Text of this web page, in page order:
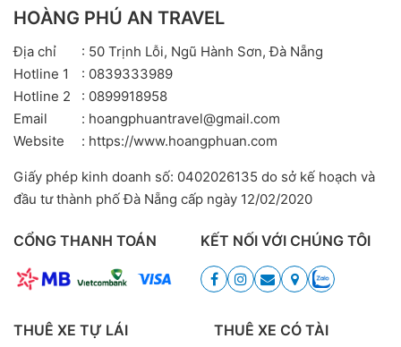
HOÀNG PHÚ AN TRAVEL
Địa chỉ
: 50 Trịnh Lỗi, Ngũ Hành Sơn, Đà Nẵng
Hotline 1
: 0839333989
Hotline 2
: 0899918958
Email
: hoangphuantravel@gmail.com
Website
: https://www.hoangphuan.com
Giấy phép kinh doanh số: 0402026135 do sở kế hoạch và
đầu tư thành phố Đà Nẵng cấp ngày 12/02/2020
CỔNG THANH TOÁN KẾT NỐI VỚI CHÚNG TÔI
THUÊ XE TỰ LÁI THUÊ XE CÓ TÀI